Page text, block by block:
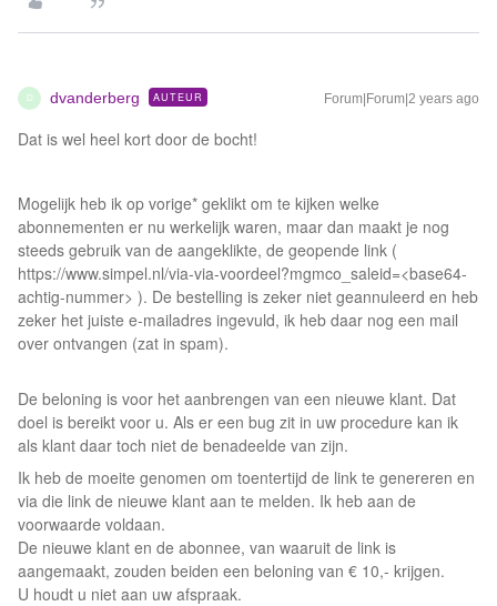
D dvanderberg AUTEUR Forum|Forum|2 years ago
Dat is wel heel kort door de bocht!
Mogelijk heb ik op vorige* geklikt om te kijken welke
abonnementen er nu werkelijk waren, maar dan maakt je nog
steeds gebruik van de aangeklikte, de geopende link (
https://www.simpel.nl/via-via-voordeel?mgmco_saleid=<base64-
achtig-nummer> ). De bestelling is zeker niet geannuleerd en heb
zeker het juiste e-mailadres ingevuld, ik heb daar nog een mail
over ontvangen (zat in spam).
De beloning is voor het aanbrengen van een nieuwe klant. Dat
doel is bereikt voor u. Als er een bug zit in uw procedure kan ik
als klant daar toch niet de benadeelde van zijn.
Ik heb de moeite genomen om toentertijd de link te genereren en
via die link de nieuwe klant aan te melden. Ik heb aan de
voorwaarde voldaan.
De nieuwe klant en de abonnee, van waaruit de link is
aangemaakt, zouden beiden een beloning van € 10,- krijgen.
U houdt u niet aan uw afspraak.